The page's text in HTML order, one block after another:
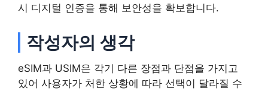
시 디지털 인증을 통해 보안성을 확보합니다.
작성자의 생각
eSIM과 USIM은 각기 다른 장점과 단점을 가지고
있어 사용자가 처한 상황에 따라 선택이 달라질 수